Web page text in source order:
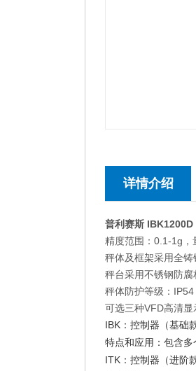
详情介绍
普利赛斯
精度范围：0.1-1g
秤体及框架采用全
秤台采用不锈钢防
秤体防护等级：
可选三种VFD高清显
IBK：控制器（基础
特点和应用：包含
ITK：控制器（进阶